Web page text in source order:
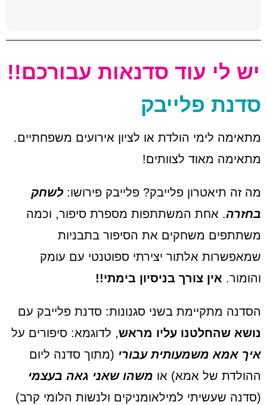
יש לי עוד סדנאות עבורכם!!
סדנת פלייבק
מתאימה לימי הולדת או לציון אירועים משפחתיים.
מתאימה מאוד לצוותים!
מה זה תיאטרון פלייבק? פלייבק פירושו:לשחק
בחזרה. אחת המשתתפות מספרת סיפור, וכמה
משתתפים משחקים את הסיפור בתבניות
שמאפשרות אלתור יצירתי ספוטנטי עם עומק
והומור. אין צורך בניסיון בימתי!!
הסדנה מתקיימת בשני סגנונות: סדנת פלייבק עם
נושא שהחלטנו עליו מראש, לדוגמא: סיפורים על
איך אמא משמעותית עבורי (מתוך סדנה ליום
ההולדת של אמא) או משהו שאני גאה בעצמי
(סדנה שעשיתי למילאומניקים ולנשות הלומי קרב)